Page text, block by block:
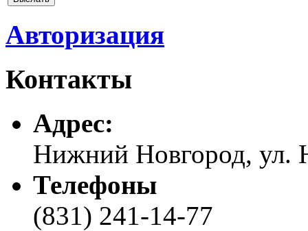
Авторизация
Контакты
Адреc:
Нижний Новгород, ул.
Телефоны
(831) 241-14-77